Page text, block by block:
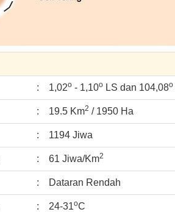
: 1,02o - 1,10o LS dan 104,08o
: 19.5 Km2 / 1950 Ha
: 1194 Jiwa
: 61 Jiwa/Km2
: Dataran Rendah
: 24-31oC